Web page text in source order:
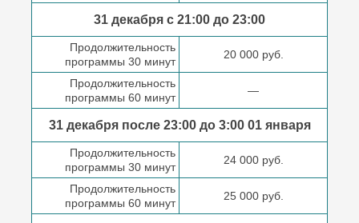
31 декабря с 21:00 до 23:00
Продолжительность
программы 30 минут
20 000 руб.
Продолжительность
программы 60 минут
—
31 декабря после23:00 до 3:0001 января
Продолжительность
программы 30 минут
24 000 руб.
Продолжительность
программы 60 минут
25 000 руб.